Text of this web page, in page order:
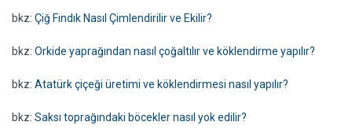
bkz: Çiğ Fındık Nasıl Çimlendirilir ve Ekilir?
bkz: Orkide yaprağından nasıl çoğaltılır ve köklendirme yapılır?
bkz: Atatürk çiçeği üretimi ve köklendirmesi nasıl yapılır?
bkz: Saksı toprağındaki böcekler nasıl yok edilir?